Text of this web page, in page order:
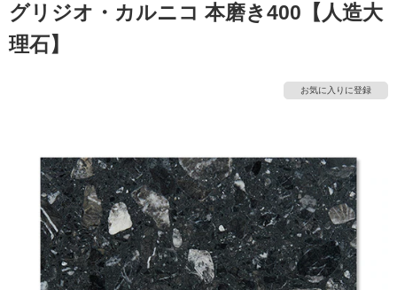
キッチン 浴室（風呂・
バスルー
エクステリア （外構）
収納 インテリア・家具
照明 ペット用品
内装用建材 パネル・壁材
施工事例 法人案件納入事例
ショールーム
ショールームの
ショールーム
福岡ショールーム 札幌スマートショールー
ム
横浜スマートショールー
ウェルビーみのおHDC
BOX
よくある質問 お問い合わせ
修理お問い合わせ クレーム公開
説明書・図面検索 水まわり3年保証
ミラタップと創る家
ASOLIE
工事会社紹介Coziコンシ
ェルジュ
自分らしい家づくり
SUVACO
最高のリノベ会社がみつ
かるリノベりす
グリジオ・カルニコ 本磨き400【人造大
理石】
お気に入りに登録